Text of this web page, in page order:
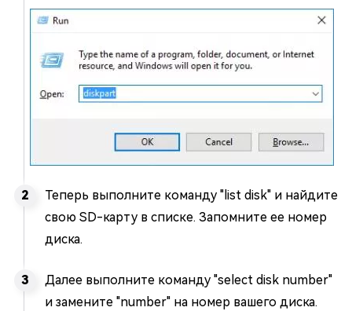
Теперь выполните команду "list disk" и найдите
свою SD-карту в списке. Запомните ее номер
диска.
Далее выполните команду "select disk number"
и замените "number" на номер вашего диска.